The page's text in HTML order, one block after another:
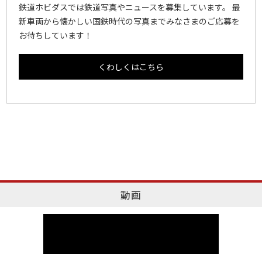
鉄道ホビダスでは鉄道写真やニュースを募集しています。 最
新車両から懐かしい国鉄時代の写真までみなさまのご応募を
お待ちしています！
くわしくはこちら
動画